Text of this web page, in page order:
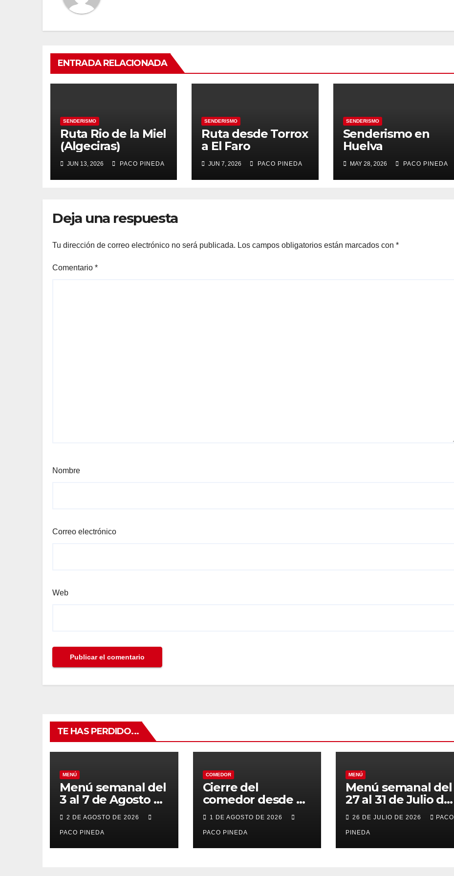
ENTRADA RELACIONADA
SENDERISMO
Ruta Rio de la Miel
(Algeciras)
JUN 13, 2026 PACO PINEDA
SENDERISMO
Ruta desde Torrox
a El Faro
JUN 7, 2026 PACO PINEDA
SENDERISMO
Senderismo en
Huelva
MAY 28, 2026 PACO PINEDA
Deja una respuesta
Tu dirección de correo electrónico no será publicada. Los campos obligatorios están marcados con *
Comentario *
Nombre
Correo electrónico
Web
TE HAS PERDIDO...
MENÚ
Menú semanal del
3 al 7 de Agosto de
2026
2 DE AGOSTO DE 2026
PACO PINEDA
COMEDOR
Cierre del
comedor desde el
7 al 21 de Agosto
por vacaciones
1 DE AGOSTO DE 2026
PACO PINEDA
MENÚ
Menú semanal del
27 al 31 de Julio de
2026
26 DE JULIO DE 2026 PACO
PINEDA